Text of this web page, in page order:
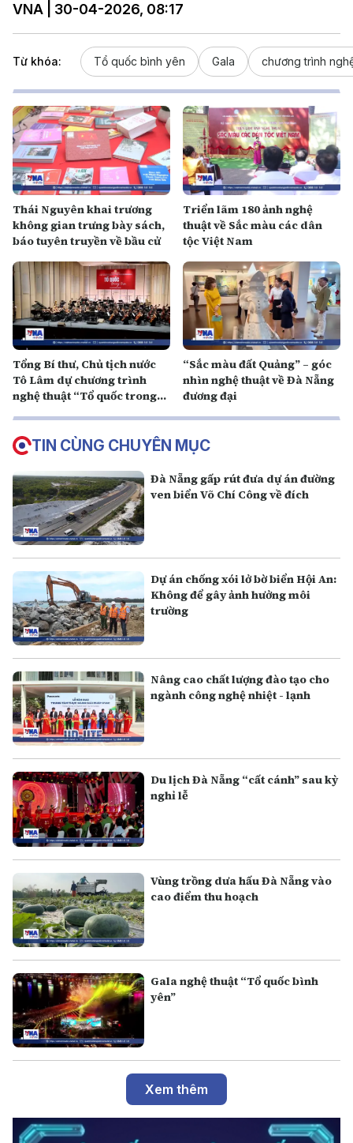
VNA | 30-04-2026, 08:17
Từ khóa: Tổ quốc bình yên Gala chương trình
Thái Nguyên khai trương
không gian trưng bày sách,
báo tuyên truyền về bầu cử
Triển lãm 180 ảnh nghệ
thuật về Sắc màu các dân
tộc Việt Nam
Tổng Bí thư, Chủ tịch nước
Tô Lâm dự chương trình
nghệ thuật “Tổ quốc trong
“Sắc màu đất Quảng” – góc
nhìn nghệ thuật về Đà Nẵng
đương đại
TIN CÙNG CHUYÊN MỤC
Đà Nẵng gấp rút đưa dự án đường
ven biển Võ Chí Công về đích
Dự án chống xói lở bờ biển Hội An:
Không để gây ảnh hưởng môi
trường
Nâng cao chất lượng đào tạo cho
ngành công nghệ nhiệt - lạnh
Du lịch Đà Nẵng “cất cánh” sau kỳ
nghỉ lễ
Vùng trồng dưa hấu Đà Nẵng vào
cao điểm thu hoạch
Gala nghệ thuật “Tổ quốc bình
yên”
Xem thêm